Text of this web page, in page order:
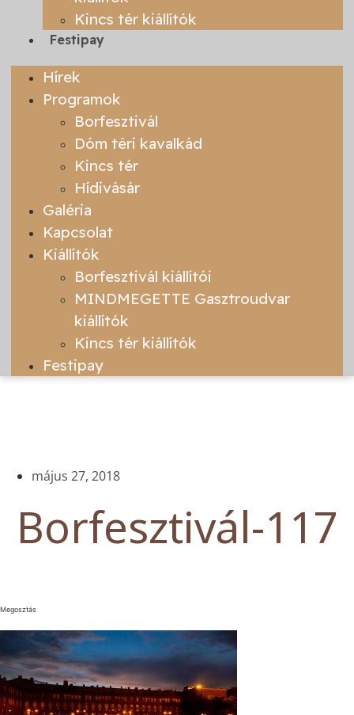
Kincs tér kiállítók
Festipay
Hírek
Programok
Borfesztivál
Dóm téri kavalkád
Kincs tér
Hídivásár
Galéria
Kapcsolat
Kiállítók
Borfesztivál kiállítói
MINDMEGETTE Gasztroudvar
kiállítók
Kincs tér kiállítók
Festipay
május 27, 2018
Borfesztivál-117
Megosztás